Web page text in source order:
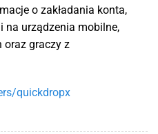
o zakładania konta,
na urządzenia mobilne,
oraz graczy z
quickdropx